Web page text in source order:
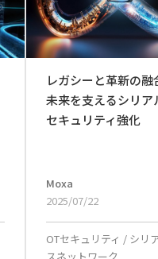
レガシーと革新の融
未来を支えるシリア
セキュリティ強化
Moxa
2025/07/22
OTセキュリティ / シリ
スネットワーク